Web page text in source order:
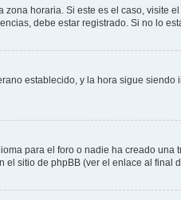
horaria. Si este es el caso,
debe estar registrado. Si no lo
establecido, y la hora sigue
para el foro o nadie ha creado
sitio de phpBB (ver el enlace al final